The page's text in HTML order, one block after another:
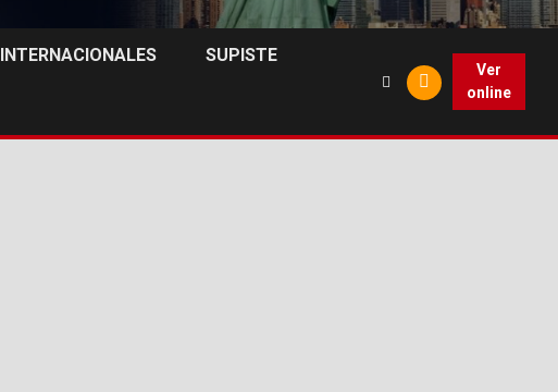
INTERNACIONALES SUPISTE
Ver
online